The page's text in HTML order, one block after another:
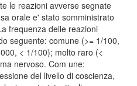
le reazioni avverse segnate
orale e' stato somministrato
frequenza delle reazioni
seguente: comune (>= 1/100,
< 1/100); molto raro (<
nervoso. Com une:
del livello di coscienza,